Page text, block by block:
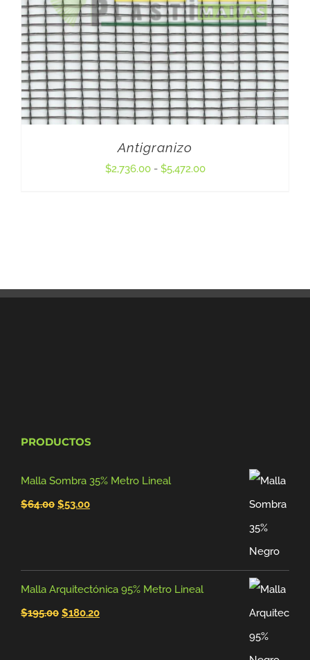
Antigranizo
$2,736.00 - $5,472.00Rango
PRODUCTOS
Malla Sombra 35% Metro Lineal
$64.00 El
era:
$64.00.
$53.00El
es:
$53.00.
Malla Arquitectónica 95% Metro Lineal
$195.00 El
$180.20El